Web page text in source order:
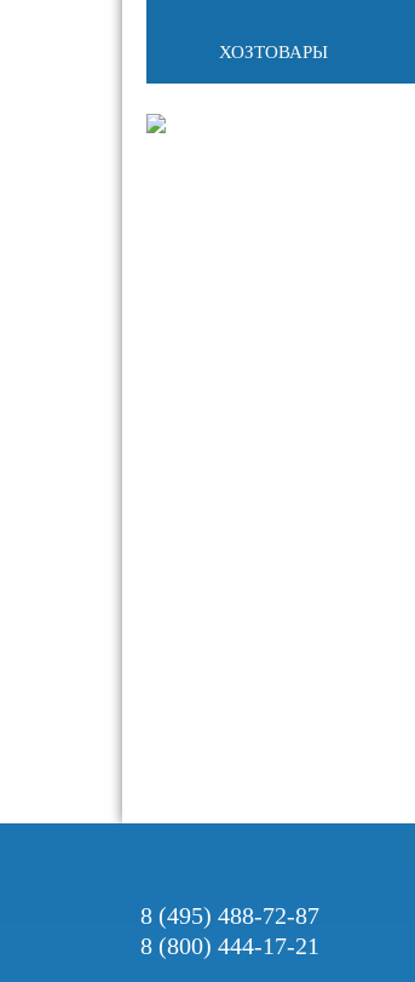
ХОЗТОВАРЫ
8 (495) 488-72-87
8 (800) 444-17-21